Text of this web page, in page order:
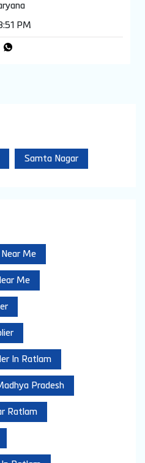
PM
Samta Nagar
Me
Me
In Ratlam
Pradesh
Ratlam